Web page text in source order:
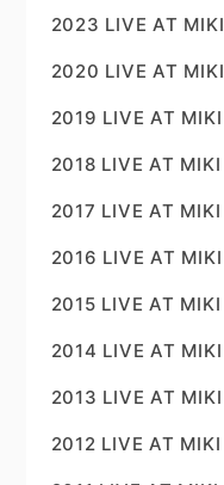
2023 LIVE AT MIKI
2020 LIVE AT MIKI
2019 LIVE AT MIKI
2018 LIVE AT MIKI
2017 LIVE AT MIKI
2016 LIVE AT MIKI
2015 LIVE AT MIKI
2014 LIVE AT MIKI
2013 LIVE AT MIKI
2012 LIVE AT MIKI